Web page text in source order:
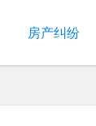
房产纠纷